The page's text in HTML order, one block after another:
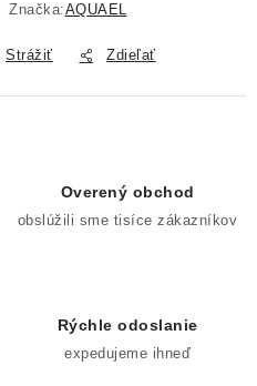
Značka:AQUAEL
Strážiť Zdieľať
Overený obchod
obslúžili sme tisíce zákazníkov
Rýchle odoslanie
expedujeme ihneď